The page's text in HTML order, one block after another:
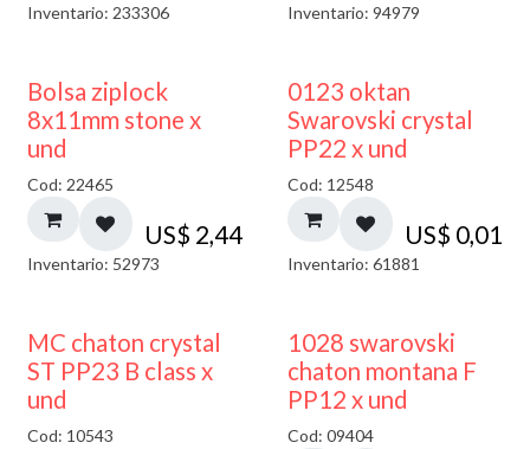
Inventario: 233306 Inventario: 94979
¡NUEVO!
Bolsa ziplock
8x11mm stone x
und
Cod: 22465
US$ 2,44
Inventario: 52973
0123 oktan
Swarovski crystal
PP22 x und
Cod: 12548
US$ 0,01
Inventario: 61881
MC chaton crystal
ST PP23 B class x
und
Cod: 10543
1028 swarovski
chaton montana F
PP12 x und
Cod: 09404